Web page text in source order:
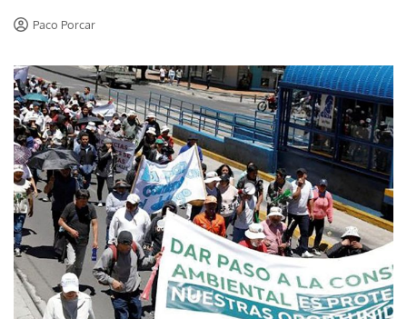
Paco Porcar